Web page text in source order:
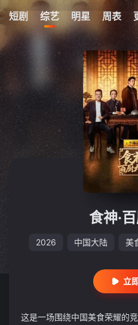
短剧 综艺 明星 周表
我
食神·
2026 中国大陆 美
立
这是一场围绕中国美食荣耀的